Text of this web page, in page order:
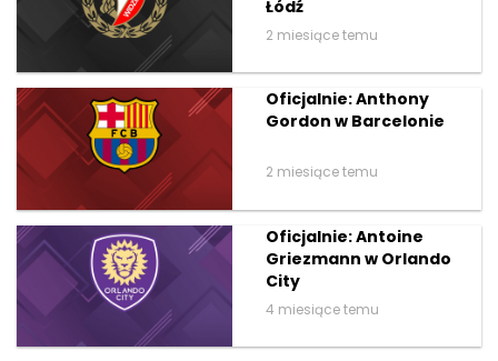
Łódź
2 miesiące temu
Oficjalnie: Anthony
Gordon w Barcelonie
2 miesiące temu
Oficjalnie: Antoine
Griezmann w Orlando
City
4 miesiące temu